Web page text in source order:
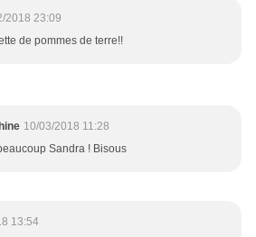
2018 23:09
de pommes de terre!!
10/03/2018 11:28
Sandra ! Bisous
13:54